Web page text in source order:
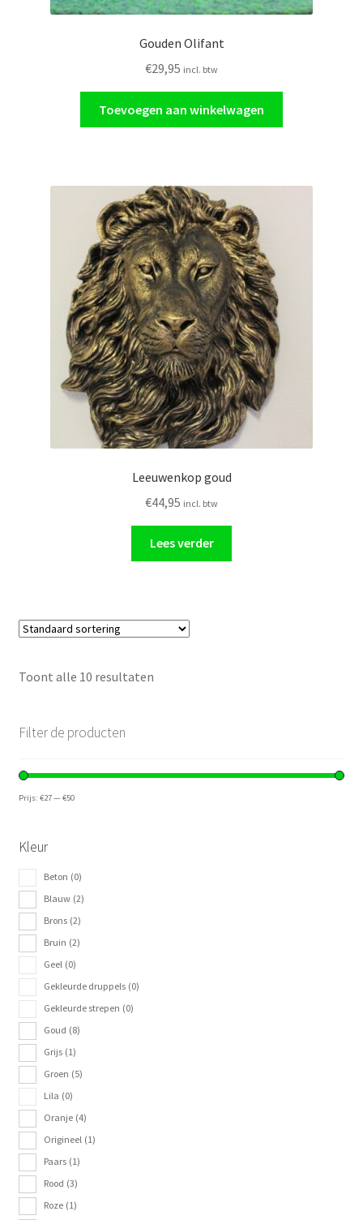
Gouden Olifant
€29,95 incl. btw
Toevoegen aan winkelwagen
Leeuwenkop goud
€44,95 incl. btw
Lees verder
Toont alle 10 resultaten
Filter de producten
Prijs: €27— €50
Kleur
Beton (0)
Blauw (2)
Brons (2)
Bruin (2)
Geel (0)
Gekleurde druppels (0)
Gekleurde strepen (0)
Goud (8)
Grijs (1)
Groen (5)
Lila (0)
Oranje (4)
Origineel (1)
Paars (1)
Rood (3)
Roze (1)